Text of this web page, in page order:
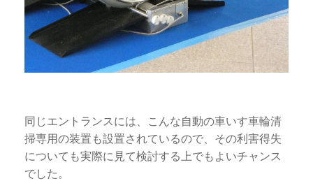
同じエントランスには、こんな自動の車いす車輪清
掃専用の装置も設置されているので、その利害得失
についても実際に見て検討する上でもよいチャンス
でした。